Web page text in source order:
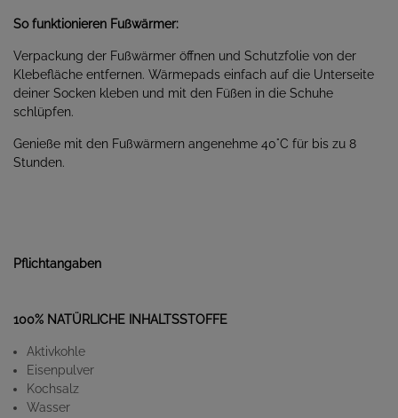
So funktionieren Fußwärmer:
Verpackung der Fußwärmer öffnen und Schutzfolie von der
Klebefläche entfernen. Wärmepads einfach auf die Unterseite
deiner Socken kleben und mit den Füßen in die Schuhe
schlüpfen.
Genieße mit den Fußwärmern angenehme 40°C für bis zu 8
Stunden.
Pflichtangaben
100% NATÜRLICHE INHALTSSTOFFE
Aktivkohle
Eisenpulver
Kochsalz
Wasser